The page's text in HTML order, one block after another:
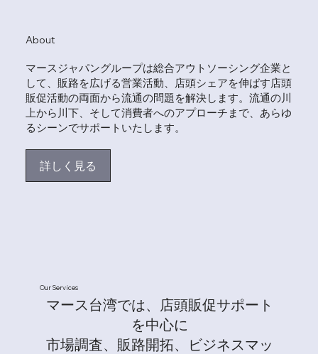
About
マースジャパングループは総合アウトソーシング企業と
して、販路を広げる営業活動、店頭シェアを伸ばす店頭
販促活動の両面から流通の問題を解決します。流通の川
上から川下、そして消費者へのアプローチまで、あらゆ
るシーンでサポートいたします。
詳しく見る
Our Services
マース台湾では、店頭販促サポート
を中心に
市場調査、販路開拓、ビジネスマッ